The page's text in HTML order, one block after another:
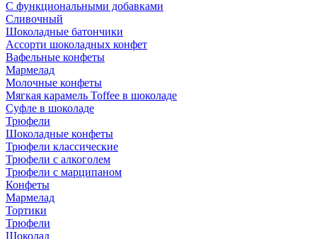
С функциональными добавками
Сливочный
Шоколадные батончики
Ассорти шоколадных конфет
Вафельные конфеты
Мармелад
Молочные конфеты
Мягкая карамель Toffee в шоколаде
Суфле в шоколаде
Трюфели
Шоколадные конфеты
Трюфели классические
Трюфели с алкоголем
Трюфели с марципаном
Конфеты
Мармелад
Тортики
Трюфели
Шоколад